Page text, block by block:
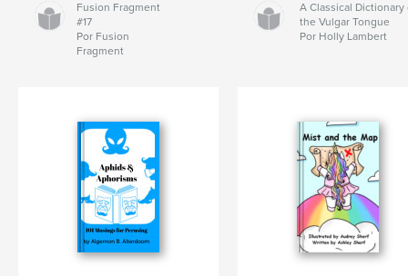
Fusion Fragment
#17
Por Fusion
Fragment
A Classical Dictionary
the Vulgar Tongue
Por Holly Lambert